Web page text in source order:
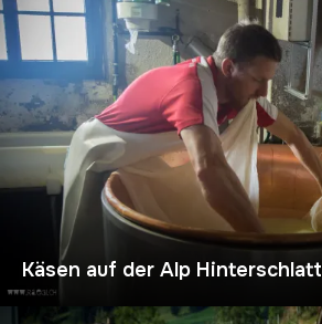
Käsen auf der Alp Hinterschlatt